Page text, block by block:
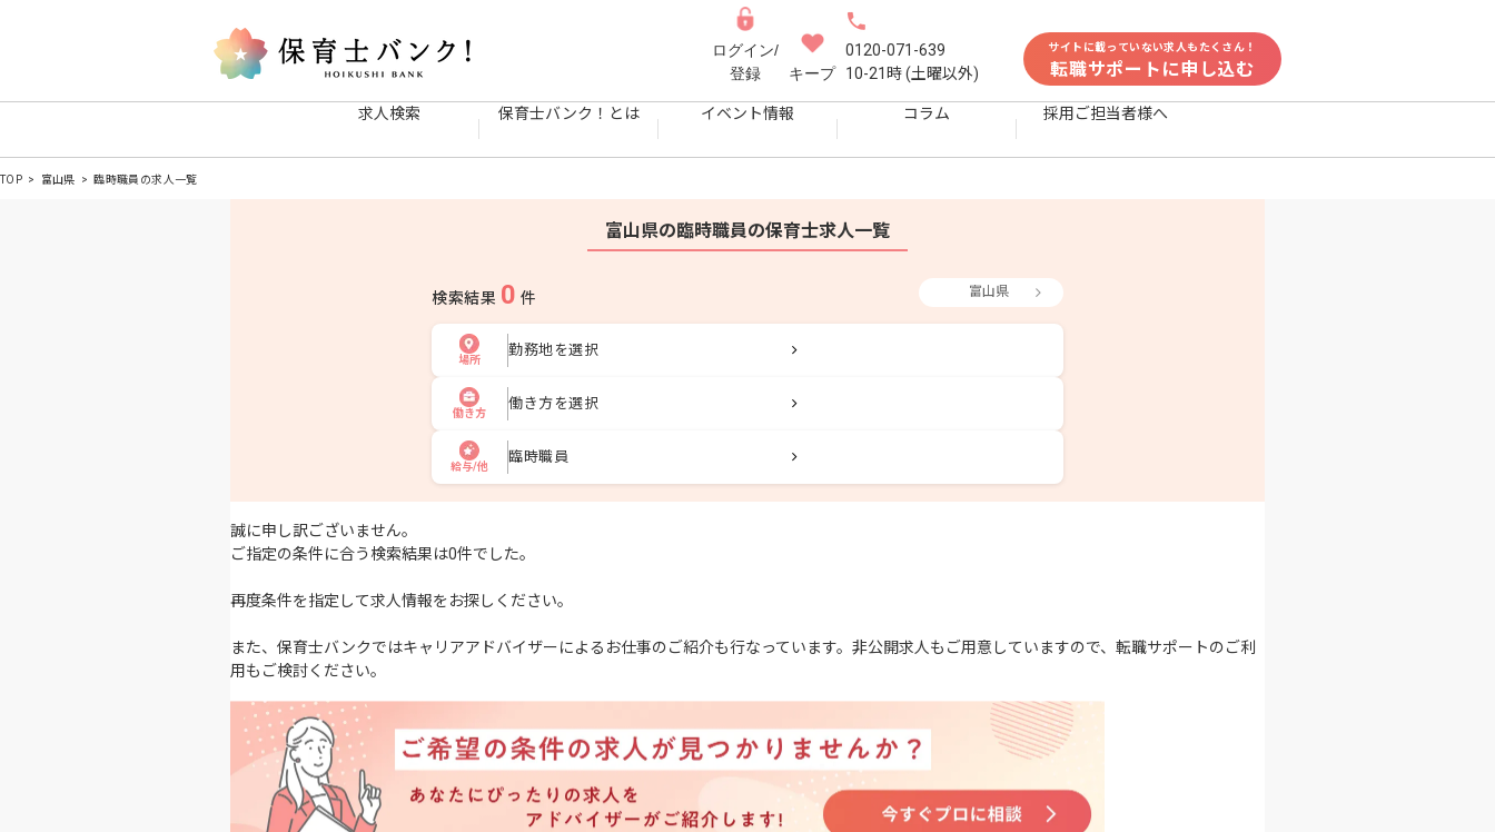
ログイン/
登録
キープ
0120-071-639
10-21時 (土曜以外)
サイトに載っていない求人もたくさん！
転職サポートに申し込む
求人検索 保育士バンク！とは イベント情報 コラム 採用ご担当者様へ
TOP 富山県 臨時職員の求人一覧
富山県の臨時職員の保育士求人一覧
検索結果 0 件 富山県
場所
勤務地を選択
働き方
働き方を選択
給与/他
臨時職員
誠に申し訳ございません。
ご指定の条件に合う検索結果は0件でした。
再度条件を指定して求人情報をお探しください。
また、保育士バンクではキャリアアドバイザーによるお仕事のご紹介も行なっています。非公開求人もご用意していますので、転職サポートのご利
用もご検討ください。